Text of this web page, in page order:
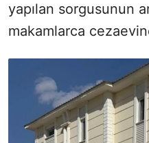
yapılan sorgusunun
makamlarca